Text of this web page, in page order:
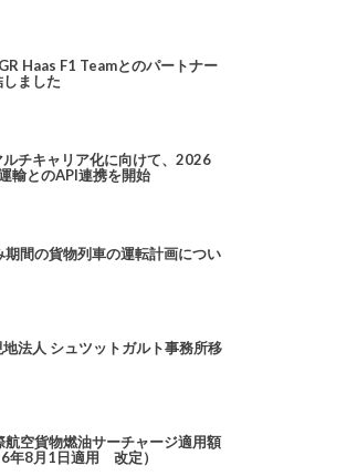
Haas F1 Teamとのパートナー
ました
ルチキャリア化に向けて、2026
輸とのAPI連携を開始
期間の貨物列車の運転計画につい
法人 シュツットガルト事務所移
航空貨物燃油サーチャージ適用額
年8月1日適用 改定）